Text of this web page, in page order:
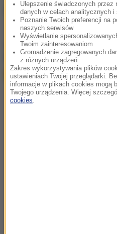
Źródło: RMF FM/PAP
chcesz widzieć więcej
Google
Ulepszenie świadczonych przez
danych w celach analitycznych
Poznanie Twoich preferencji na
naszych serwisów
Wyświetlanie
Twoim zainteresowaniom
Gromadzenie zagregowanych
z różnych urządzeń
Zakres wykorzystywania plików
ustawieniach Twojej przeglądarki.
informacje w plikach cookies mogą
Twojego urządzenia. Więcej
cookies